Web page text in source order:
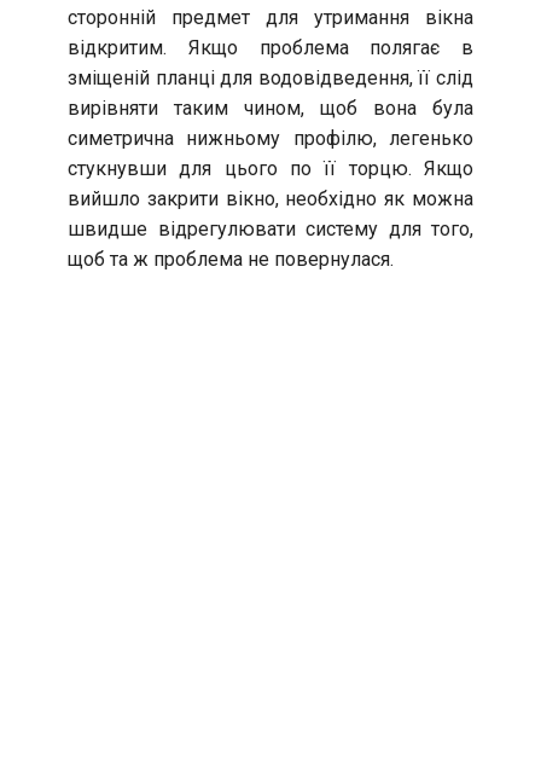
сторонній предмет для утримання вікна
відкритим. Якщо проблема полягає в
зміщеній планці для водовідведення, її слід
вирівняти таким чином, щоб вона була
симетрична нижньому профілю, легенько
стукнувши для цього по її торцю. Якщо
вийшло закрити вікно, необхідно як можна
швидше відрегулювати систему для того,
щоб та ж проблема не повернулася.